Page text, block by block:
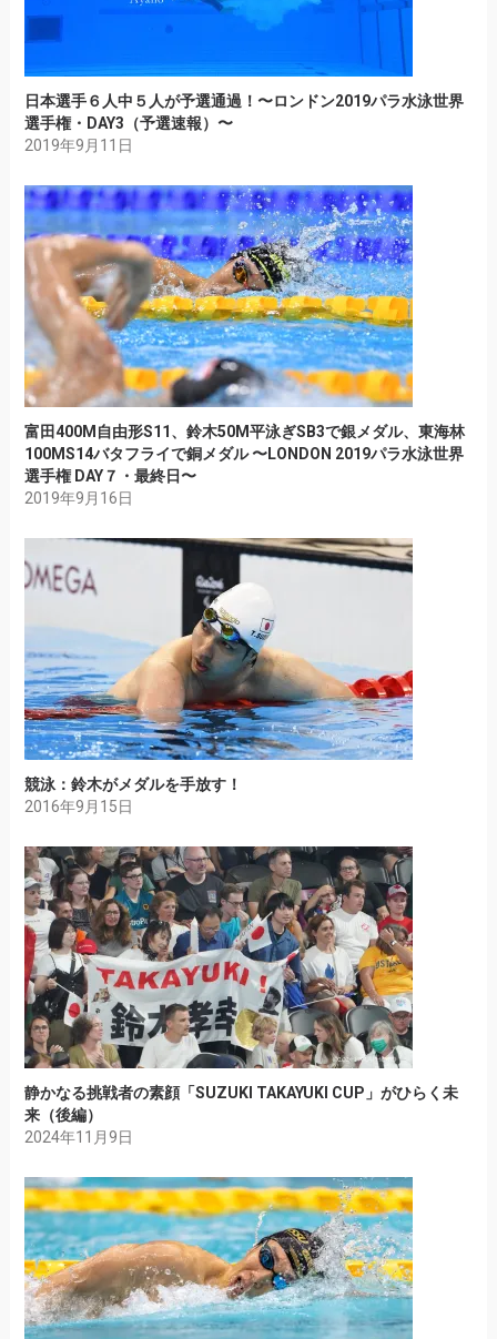
日本選手６人中５人が予選通過！〜ロンドン2019パラ水泳世界
選手権・DAY3（予選速報）〜
2019年9月11日
富田400M自由形S11、鈴木50M平泳ぎSB3で銀メダル、東海林
100MS14バタフライで銅メダル 〜LONDON 2019パラ水泳世界
選手権 DAY７・最終日〜
2019年9月16日
競泳：鈴木がメダルを手放す！
2016年9月15日
静かなる挑戦者の素顔「SUZUKI TAKAYUKI CUP」がひらく未
来（後編）
2024年11月9日